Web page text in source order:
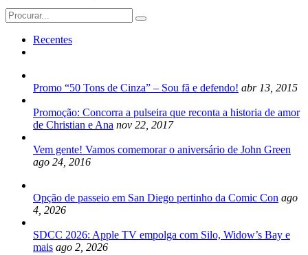
Search
for:
Recentes
Promo “50 Tons de Cinza” – Sou fã e defendo! abr 13, 2015
Promoção: Concorra a pulseira que reconta a historia de amor
de Christian e Ana nov 22, 2017
Vem gente! Vamos comemorar o aniversário de John Green
ago 24, 2016
Opção de passeio em San Diego pertinho da Comic Con ago
4, 2026
SDCC 2026: Apple TV empolga com Silo, Widow’s Bay e
mais ago 2, 2026